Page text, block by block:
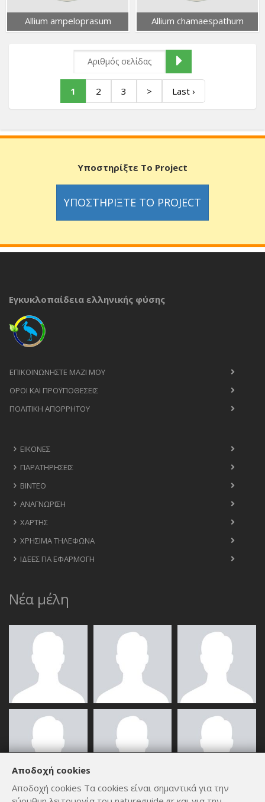
Allium ampeloprasum Allium chamaespathum
1 2 3 > Last ›
Υποστηρίξτε Το Project
ΥΠΟΣΤΗΡΊΞΤΕ ΤΟ PROJECT
Εγκυκλοπαίδεια ελληνικής φύσης
ΕΠΙΚΟΙΝΩΝΉΣΤΕ ΜΑΖΊ ΜΟΥ
ΟΡΟΙ ΚΑΙ ΠΡΟΫΠΟΘΈΣΕΙΣ
ΠΟΛΙΤΙΚΉ ΑΠΟΡΡΉΤΟΥ
ΕΙΚΌΝΕΣ
ΠΑΡΑΤΗΡΉΣΕΙΣ
ΒΊΝΤΕΟ
ΑΝΑΓΝΏΡΙΣΗ
ΧΆΡΤΗΣ
ΧΡΉΣΙΜΑ ΤΗΛΈΦΩΝΑ
ΙΔΈΕΣ ΓΙΑ ΕΦΑΡΜΟΓΉ
Νέα μέλη
Αποδοχή cookies
Αποδοχή cookies Τα cookies είναι σημαντικά για την